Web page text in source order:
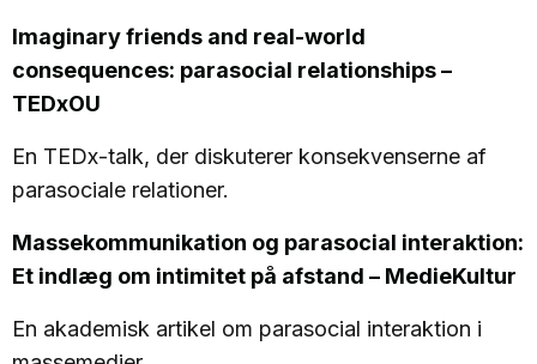
Imaginary friends and real-world
consequences: parasocial relationships –
TEDxOU
En TEDx-talk, der diskuterer konsekvenserne af
parasociale relationer.
Massekommunikation og parasocial interaktion:
Et indlæg om intimitet på afstand – MedieKultur
En akademisk artikel om parasocial interaktion i